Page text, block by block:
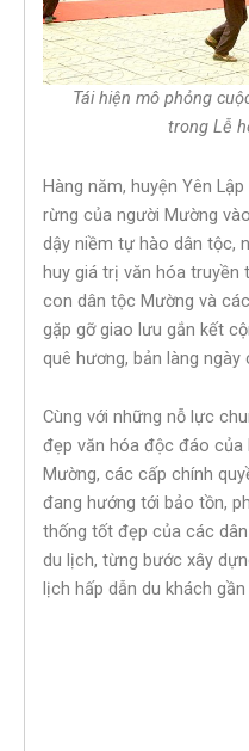
Tái hiện mô phỏng
trong Lễ
Hàng năm, huyện Yên
rừng của người Mường
dậy niềm tự hào dân tộc,
huy giá trị văn hóa truyền
con dân tộc Mường và
gặp gỡ giao lưu gắn kết
quê hương, bản làng
Cùng với những nỗ lực
đẹp văn hóa độc đáo
Mường, các cấp chính
đang hướng tới bảo tồn,
thống tốt đẹp của các
du lịch, từng bước xây
lịch hấp dẫn du khách gần